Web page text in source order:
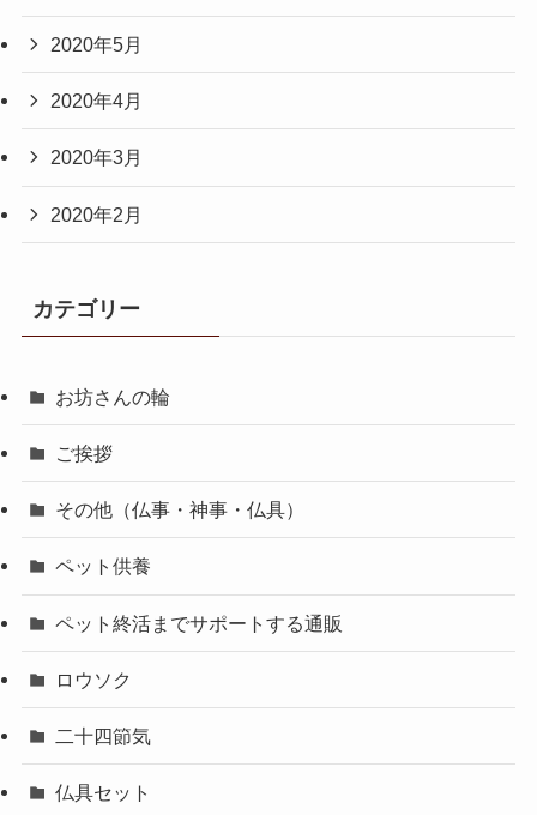
2020年5月
2020年4月
2020年3月
2020年2月
カテゴリー
お坊さんの輪
ご挨拶
その他（仏事・神事・仏具）
ペット供養
ペット終活までサポートする通販
ロウソク
二十四節気
仏具セット